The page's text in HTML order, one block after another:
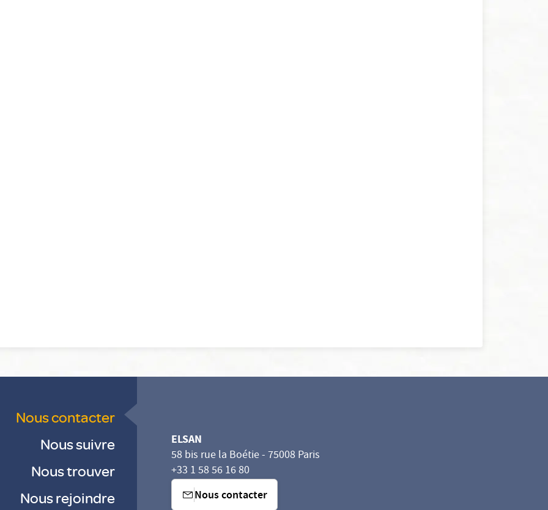
Nous contacter
Nous suivre
Nous trouver
Nous rejoindre
ELSAN
58 bis rue la Boétie - 75008 Paris
+33 1 58 56 16 80
Nous contacter